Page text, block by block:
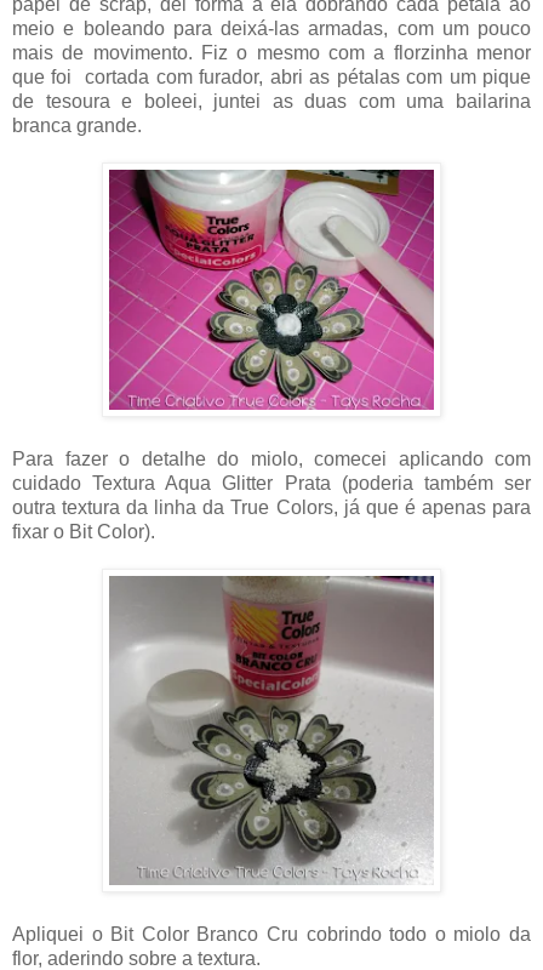
meio e boleando para deixá-las armadas, com um pouco
mais de movimento. Fiz o mesmo com a florzinha menor
que foi cortada com furador, abri as pétalas com um pique
de tesoura e boleei, juntei as duas com uma bailarina
branca grande.
Para fazer o detalhe do miolo, comecei aplicando com
cuidado Textura Aqua Glitter Prata (poderia também ser
outra textura da linha da True Colors, já que é apenas para
fixar o Bit Color).
Apliquei o Bit Color Branco Cru cobrindo todo o miolo da
flor, aderindo sobre a textura.